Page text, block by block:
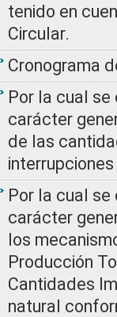
tenido en
Circular.
Cronograma
Por la cual
carácter
de las
Por la cual
carácter
los
Producción
Cantidades
natural